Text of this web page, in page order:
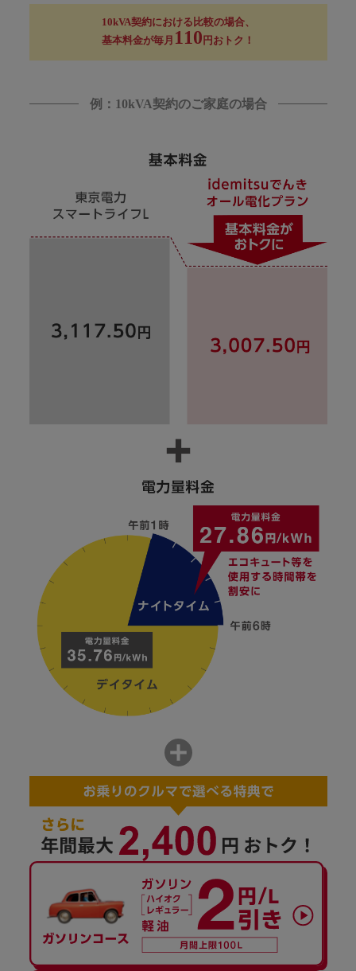
10kVA契約における比較の場合、
基本料金が毎月 110 円おトク！
例：10kVA契約のご家庭の場合